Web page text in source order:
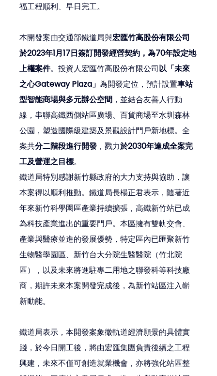
福工程順利、早日完工。
本開發案由交通部鐵道局與宏匯竹高股份有限公司
於2023年1月17日簽訂開發經營契約，為70年設定地
上權案件。投資人宏匯竹高股份有限公司以「未來
之心Gateway Plaza」為開發定位，預計設置車站
型智能商場與多元辦公空間 ，並結合友善人行動
線，串聯高鐵西側站區廣場、百貨商場至水圳森林
公園，塑造國際級建築及景觀設計門戶新地標。全
案共分二階段進行開發 ，戮力於2030年達成全案完
工及營運之目標。
鐵道局特別感謝新竹縣政府的大力支持與協助，讓
本案得以順利推動。鐵道局長楊正君表示，隨著近
年來新竹科學園區產業持續擴張，高鐵新竹站已成
為科技產業進出的重要門戶。本區擁有雙軌交會、
產業與醫療並進的發展優勢，特定區內已匯聚新竹
生物醫學園區、新竹台大分院生醫醫院（竹北院
區），以及未來將進駐專二用地之聯發科等科技廠
商，期許未來本案開發完成後，為新竹站區注入嶄
新動能。
鐵道局表示，本開發案象徵軌道經濟願景的具體實
踐，於今日開工後，將由宏匯集團負責後續之工程
興建，未來不僅可創造就業機會，亦將強化站區整